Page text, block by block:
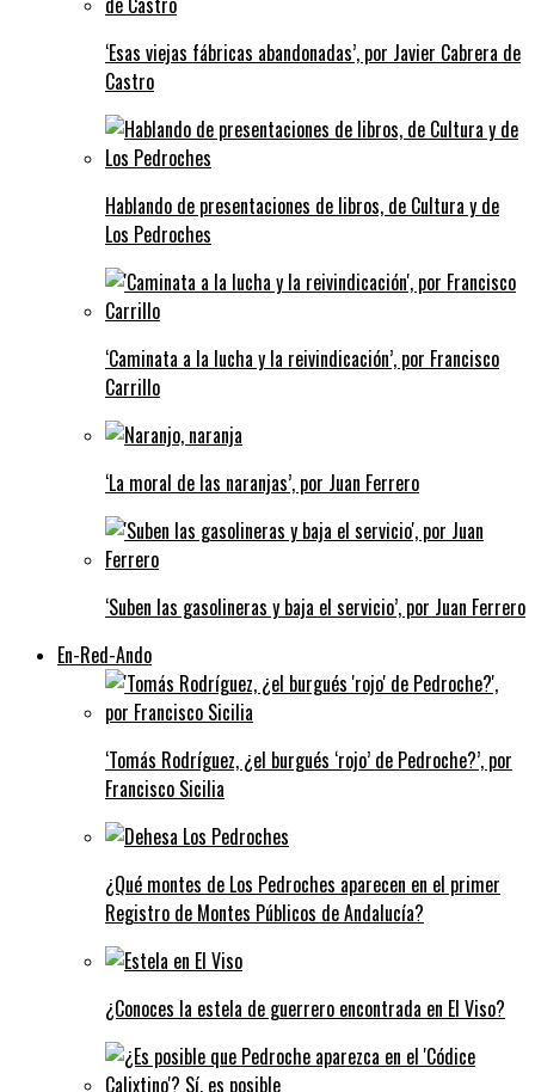
‘Esas viejas fábricas abandonadas’, por Javier Cabrera de
Castro
Hablando de presentaciones de libros, de Cultura y de
Los Pedroches
‘Caminata a la lucha y la reivindicación’, por Francisco
Carrillo
‘La moral de las naranjas’, por Juan Ferrero
‘Suben las gasolineras y baja el servicio’, por Juan Ferrero
En-Red-Ando
‘Tomás Rodríguez, ¿el burgués ‘rojo’ de Pedroche?’, por
Francisco Sicilia
¿Qué montes de Los Pedroches aparecen en el primer
Registro de Montes Públicos de Andalucía?
¿Conoces la estela de guerrero encontrada en El Viso?